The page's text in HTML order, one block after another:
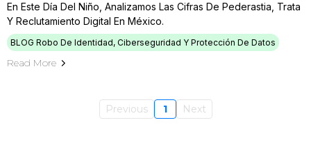
En Este Día Del Niño, Analizamos Las Cifras De Pederastia, Trata
Y Reclutamiento Digital En México.
BLOG Robo De Identidad, Ciberseguridad Y Protección De Datos
Read More
Previous 1 Next